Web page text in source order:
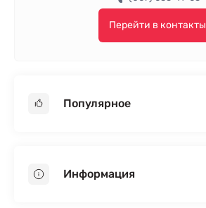
Перейти в контакты
Популярное
Пенопласт
Информация